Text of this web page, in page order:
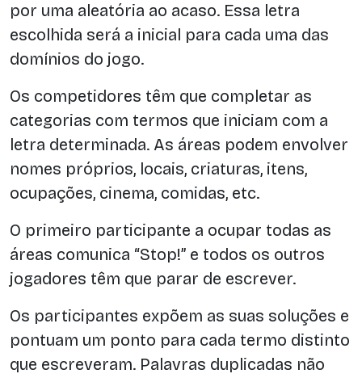
por uma aleatória ao acaso. Essa letra
escolhida será a inicial para cada uma das
domínios do jogo.
Os competidores têm que completar as
categorias com termos que iniciam com a
letra determinada. As áreas podem envolver
nomes próprios, locais, criaturas, itens,
ocupações, cinema, comidas, etc.
O primeiro participante a ocupar todas as
áreas comunica “Stop!” e todos os outros
jogadores têm que parar de escrever.
Os participantes expõem as suas soluções e
pontuam um ponto para cada termo distinto
que escreveram. Palavras duplicadas não